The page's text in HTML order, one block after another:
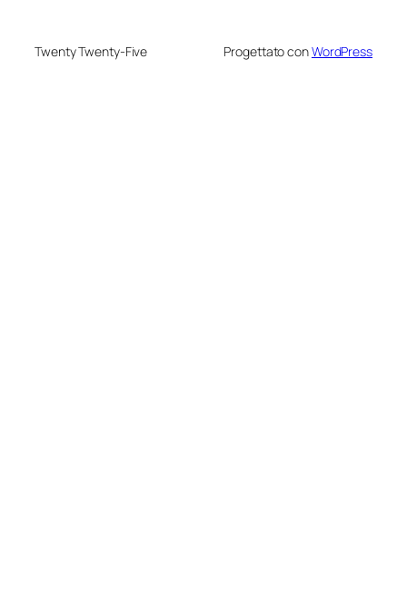
Twenty Twenty-Five Progettato conWordPress